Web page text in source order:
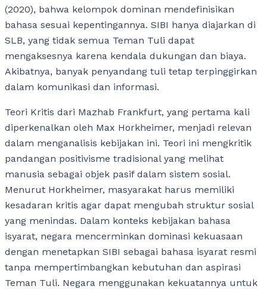
(2020), bahwa kelompok dominan mendefinisikan
bahasa sesuai kepentingannya. SIBI hanya diajarkan di
SLB, yang tidak semua Teman Tuli dapat
mengaksesnya karena kendala dukungan dan biaya.
Akibatnya, banyak penyandang tuli tetap terpinggirkan
dalam komunikasi dan informasi.
Teori Kritis dari Mazhab Frankfurt, yang pertama kali
diperkenalkan oleh Max Horkheimer, menjadi relevan
dalam menganalisis kebijakan ini. Teori ini mengkritik
pandangan positivisme tradisional yang melihat
manusia sebagai objek pasif dalam sistem sosial.
Menurut Horkheimer, masyarakat harus memiliki
kesadaran kritis agar dapat mengubah struktur sosial
yang menindas. Dalam konteks kebijakan bahasa
isyarat, negara mencerminkan dominasi kekuasaan
dengan menetapkan SIBI sebagai bahasa isyarat resmi
tanpa mempertimbangkan kebutuhan dan aspirasi
Teman Tuli. Negara menggunakan kekuatannya untuk